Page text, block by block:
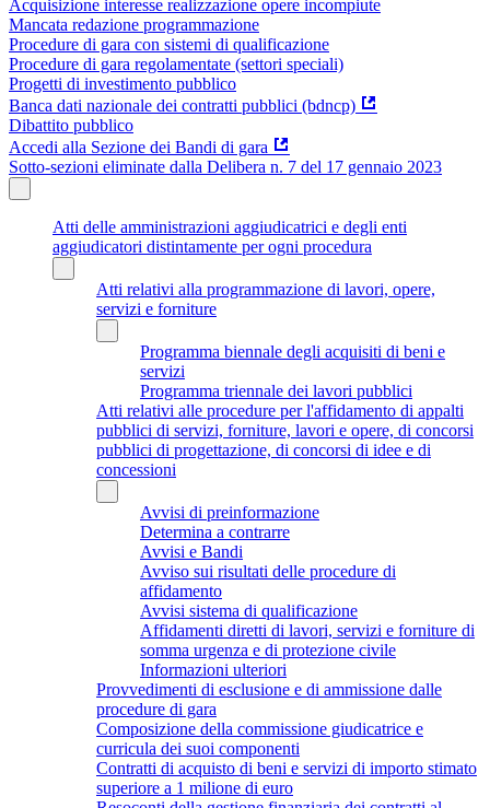
Acquisizione interesse realizzazione opere incompiute
Mancata redazione programmazione
Procedure di gara con sistemi di qualificazione
Procedure di gara regolamentate (settori speciali)
Progetti di investimento pubblico
Banca dati nazionale dei contratti pubblici (bdncp)
Dibattito pubblico
Accedi alla Sezione dei Bandi di gara
Sotto-sezioni eliminate dalla Delibera n. 7 del 17 gennaio 2023
Atti delle amministrazioni aggiudicatrici e degli enti
aggiudicatori distintamente per ogni procedura
Atti relativi alla programmazione di lavori, opere,
servizi e forniture
Programma biennale degli acquisiti di beni e
servizi
Programma triennale dei lavori pubblici
Atti relativi alle procedure per l'affidamento di appalti
pubblici di servizi, forniture, lavori e opere, di concorsi
pubblici di progettazione, di concorsi di idee e di
concessioni
Avvisi di preinformazione
Determina a contrarre
Avvisi e Bandi
Avviso sui risultati delle procedure di
affidamento
Avvisi sistema di qualificazione
Affidamenti diretti di lavori, servizi e forniture di
somma urgenza e di protezione civile
Informazioni ulteriori
Provvedimenti di esclusione e di ammissione dalle
procedure di gara
Composizione della commissione giudicatrice e
curricula dei suoi componenti
Contratti di acquisto di beni e servizi di importo stimato
superiore a 1 milione di euro